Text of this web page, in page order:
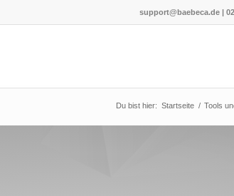
support@baebeca.de|
Du bist hier: Startseite / Tools